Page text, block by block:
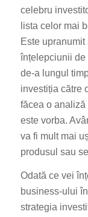
celebru
lista celor mai
Este
înțelepciunii de
de-a lungul
investiția către
făcea o
este vorba.
va fi mult mai
produsul sau
Odată ce vei
business-ului
strategia